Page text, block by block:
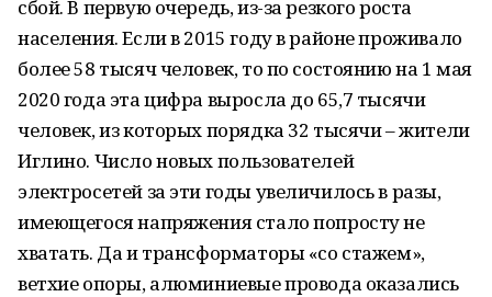
сбой. В первую очередь, из-за резкого роста
населения. Если в 2015 году в районе проживало
более 58 тысяч человек, то по состоянию на 1 мая
2020 года эта цифра выросла до 65,7 тысячи
человек, из которых порядка 32 тысячи – жители
Иглино. Число новых пользователей
электросетей за эти годы увеличилось в разы,
имеющегося напряжения стало попросту не
хватать. Да и трансформаторы «со стажем»,
ветхие опоры, алюминиевые провода оказались